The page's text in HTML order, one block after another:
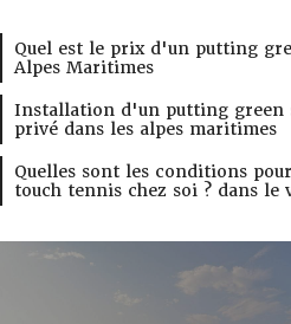
Quel est le prix d'un putting
Alpes Maritimes
Installation d'un putting green
privé dans les alpes maritimes
Quelles sont les conditions
touch tennis chez soi ? dans le